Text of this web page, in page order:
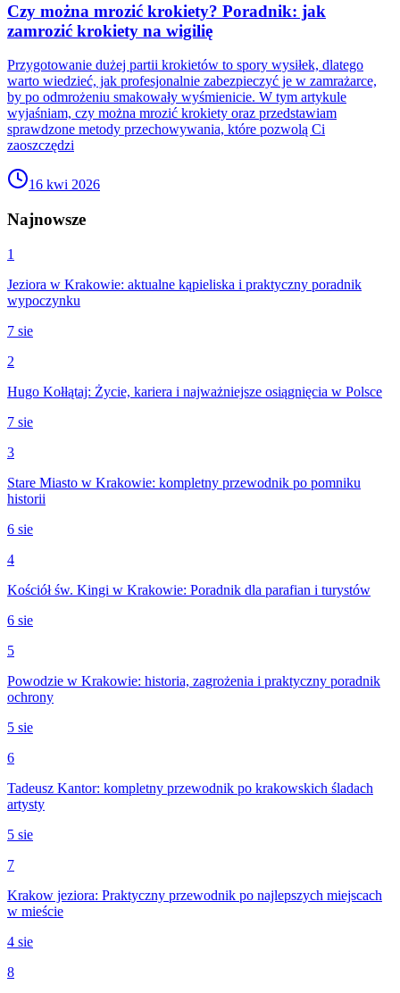
Czy można mrozić krokiety? Poradnik: jak
zamrozić krokiety na wigilię
Przygotowanie dużej partii krokietów to spory wysiłek, dlatego
warto wiedzieć, jak profesjonalnie zabezpieczyć je w zamrażarce,
by po odmrożeniu smakowały wyśmienicie. W tym artykule
wyjaśniam, czy można mrozić krokiety oraz przedstawiam
sprawdzone metody przechowywania, które pozwolą Ci
zaoszczędzi
16 kwi 2026
Najnowsze
1
Jeziora w Krakowie: aktualne kąpieliska i praktyczny poradnik
wypoczynku
7 sie
2
Hugo Kołłątaj: Życie, kariera i najważniejsze osiągnięcia w Polsce
7 sie
3
Stare Miasto w Krakowie: kompletny przewodnik po pomniku
historii
6 sie
4
Kościół św. Kingi w Krakowie: Poradnik dla parafian i turystów
6 sie
5
Powodzie w Krakowie: historia, zagrożenia i praktyczny poradnik
ochrony
5 sie
6
Tadeusz Kantor: kompletny przewodnik po krakowskich śladach
artysty
5 sie
7
Krakow jeziora: Praktyczny przewodnik po najlepszych miejscach
w mieście
4 sie
8